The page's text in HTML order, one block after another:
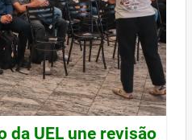
da UEL une revisão